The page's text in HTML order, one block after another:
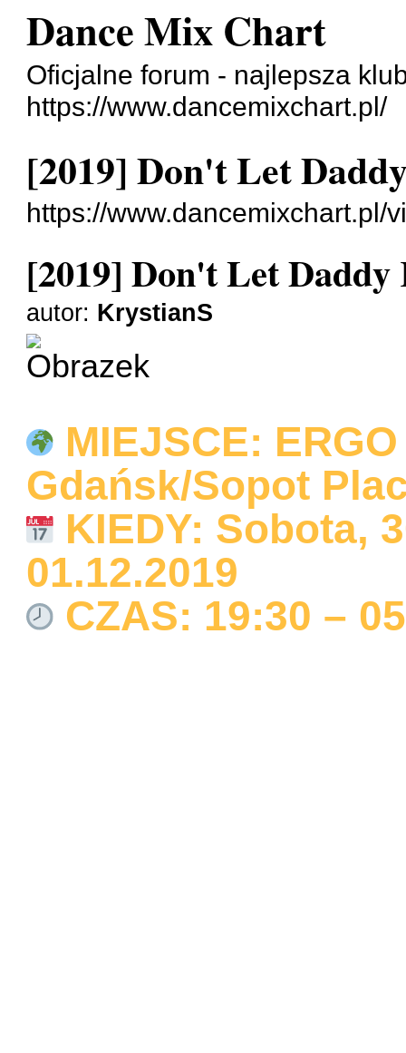
Dance Mix Chart
Oficjalne forum - najlepsza
https://www.dancemixchart.pl/
[2019] Don't Let
https://www.dancemixchart.pl/
[2019] Don't Let Daddy
autor: KrystianS
MIEJSCE: ERGO
Gdańsk/Sopot
KIEDY: Sobota,
01.12.2019
CZAS: 19:30 –